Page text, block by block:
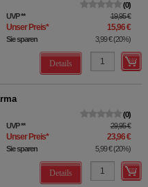
0
UVP** 19,95 €
Unser Preis* 15,96 €
Sie sparen 3,99 €(20%)
Details
0
UVP** 29,95 €
Unser Preis* 23,96 €
Sie sparen 5,99 €(20%)
Details